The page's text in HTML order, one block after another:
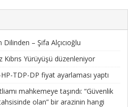
– Şifa Alçıcıoğlu
Kıbrıs Yürüyüşü düzenleniyor
TDP-DP fiyat ayarlaması yaptı
mahkemeye taşındı: “Güvenlik
olan” bir arazinin hangi